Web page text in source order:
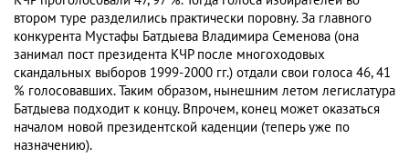
втором туре разделились практически поровну. За главного
конкурента Мустафы Батдыева Владимира Семенова (она
занимал пост президента КЧР после многоходовых
скандальных выборов 1999-2000 гг.) отдали свои голоса 46, 41
% голосовавших. Таким образом, нынешним летом легислатура
Батдыева подходит к концу. Впрочем, конец может оказаться
началом новой президентской каденции (теперь уже по
назначению).